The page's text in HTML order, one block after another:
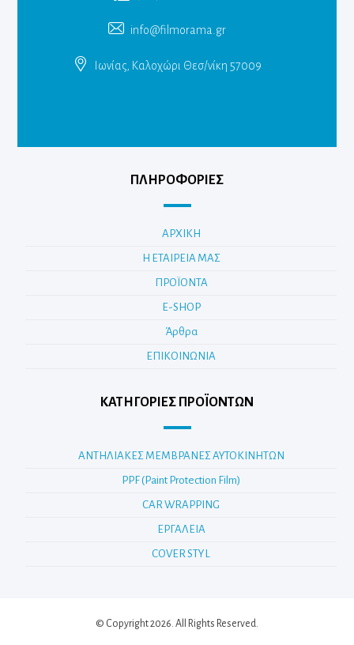
info@filmorama.gr
Ιωνίας, Καλοχώρι Θεσ/νίκη 57009
ΠΛΗΡΟΦΟΡΙΕΣ
ΑΡΧΙΚΗ
Η ΕΤΑΙΡΕΙΑ ΜΑΣ
ΠΡΟΪΟΝΤΑ
E-SHOP
Άρθρα
ΕΠΙΚΟΙΝΩΝΙΑ
ΚΑΤΗΓΟΡΊΕΣ ΠΡΟΪΌΝΤΩΝ
ΑΝΤΗΛΙΑΚΕΣ ΜΕΜΒΡΑΝΕΣ ΑΥΤΟΚΙΝΗΤΩΝ
PPF (Paint Protection Film)
CAR WRAPPING
ΕΡΓΑΛΕΙΑ
COVER STYL
© Copyright 2026. All Rights Reserved.